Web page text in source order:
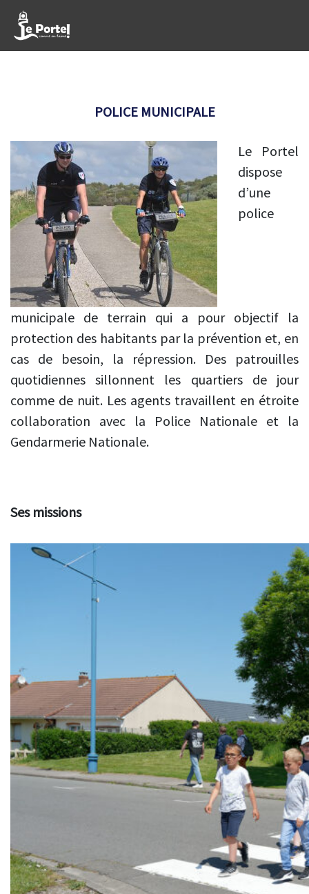
POLICE MUNICIPALE
Le Portel
dispose
d’une
police
municipale de terrain qui a pour objectif la
protection des habitants par la prévention et, en
cas de besoin, la répression. Des patrouilles
quotidiennes sillonnent les quartiers de jour
comme de nuit. Les agents travaillent en étroite
collaboration avec la Police Nationale et la
Gendarmerie Nationale.
Ses missions